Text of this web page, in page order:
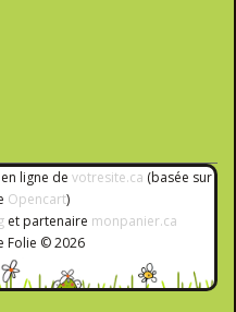
ligne de votresite.ca (basée sur
Opencart)
et partenaire monpanier.ca
Folie © 2026